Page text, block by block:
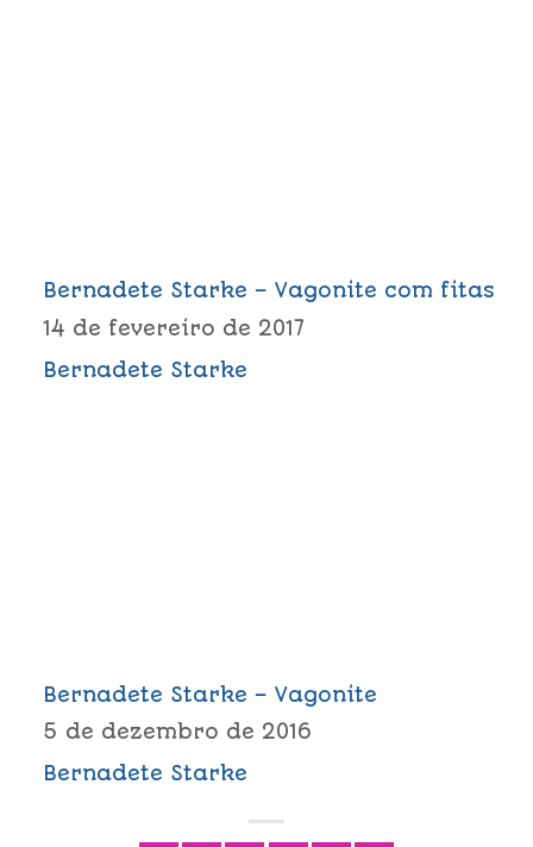
Bernadete Starke – Vagonite com fitas
14 de fevereiro de 2017
Bernadete Starke
Bernadete Starke – Vagonite
5 de dezembro de 2016
Bernadete Starke